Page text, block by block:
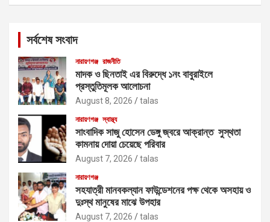
সর্বশেষ সংবাদ
নারায়ণগঞ্জ রাজনীতি
মাদক ও ছিনতাই এর বিরুদ্ধে ১নং বাবুরাইলে
প্রস্তুতিমূলক আলোচনা
August 8, 2026 talas
নারায়ণগঞ্জ স্বাস্থ্য
সাংবাদিক সাজু হোসেন ডেঙ্গু জ্বরে আক্রান্ত সুস্থতা
কামনায় দোয়া চেয়েছে পরিবার
August 7, 2026 talas
নারায়ণগঞ্জ
সহযাত্রী মানবকল্যান ফাউন্ডেশনের পক্ষ থেকে অসহায় ও
দুঃস্থ মানুষের মাঝে উপহার
August 7, 2026 talas